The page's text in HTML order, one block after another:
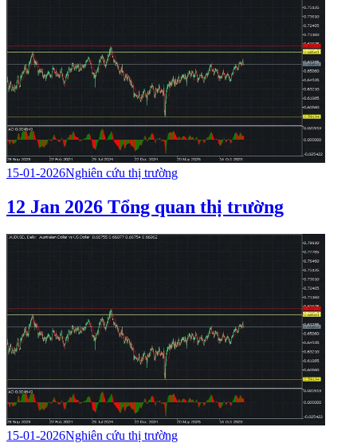
15-01-2026Nghiên cứu thị trường
12 Jan 2026 Tổng quan thị trường
15-01-2026Nghiên cứu thị trường